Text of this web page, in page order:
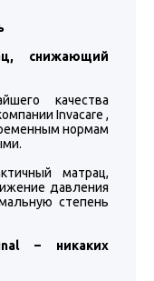
снижающий
качества
Invacare ,
нормам
матрац,
давления
степень
– никаких